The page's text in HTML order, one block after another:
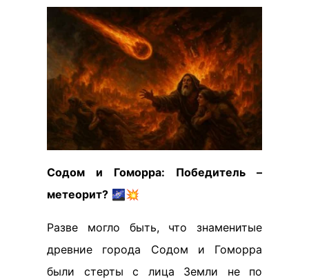
Содом и Гоморра: Победитель –
метеорит? 🌌💥
Разве могло быть, что знаменитые
древние города Содом и Гоморра
были стерты с лица Земли не по